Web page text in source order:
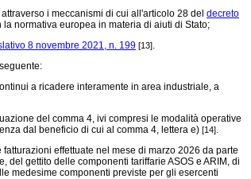
i meccanismi di cui all'articolo 28 del decreto
la normativa europea in materia di aiuti di Stato;
8 novembre 2021, n. 199 [13].
a ricadere interamente in area industriale, a
del comma 4, ivi compresi le modalità operative
dal beneficio di cui al comma 4, lettera e) [14].
effettuate nel mese di marzo 2026 da parte
gettito delle componenti tariffarie ASOS e ARIM, di
medesime componenti previste per gli esercenti